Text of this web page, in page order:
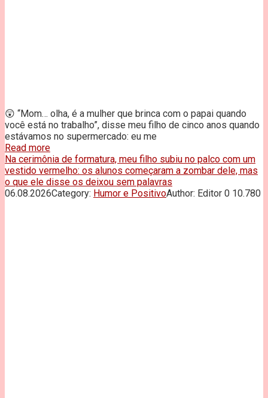
😲 “Mom… olha, é a mulher que brinca com o papai quando
você está no trabalho”, disse meu filho de cinco anos quando
estávamos no supermercado: eu me
Read more
Na cerimônia de formatura, meu filho subiu no palco com um
vestido vermelho: os alunos começaram a zombar dele, mas
o que ele disse os deixou sem palavras
06.08.2026Category: Humor e PositivoAuthor: Editor 0 10.780